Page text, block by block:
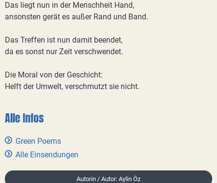
Das liegt nun in der Menschheit Hand,
ansonsten gerät es außer Rand und Band.
Das Treffen ist nun damit beendet,
da es sonst nur Zeit verschwendet.
Die Moral von der Geschicht:
Helft der Umwelt, verschmutzt sie nicht.
Alle Infos
Green Poems
Alle Einsendungen
Autorin / Autor: Aylin Öz